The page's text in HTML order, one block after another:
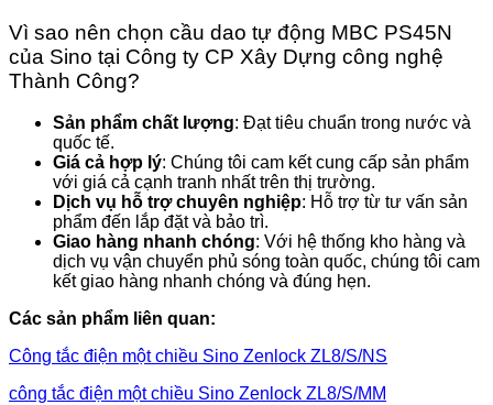
Vì sao nên chọn cầu dao tự động MBC PS45N
của Sino tại Công ty CP Xây Dựng công nghệ
Thành Công?
Sản phẩm chất lượng: Đạt tiêu chuẩn trong nước và
quốc tế.
Giá cả hợp lý: Chúng tôi cam kết cung cấp sản phẩm
với giá cả cạnh tranh nhất trên thị trường.
Dịch vụ hỗ trợ chuyên nghiệp: Hỗ trợ từ tư vấn sản
phẩm đến lắp đặt và bảo trì.
Giao hàng nhanh chóng: Với hệ thống kho hàng và
dịch vụ vận chuyển phủ sóng toàn quốc, chúng tôi cam
kết giao hàng nhanh chóng và đúng hẹn.
Các sản phẩm liên quan:
Công tắc điện một chiều Sino Zenlock ZL8/S/NS
công tắc điện một chiều Sino Zenlock ZL8/S/MM